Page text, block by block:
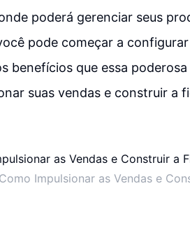
poderá gerenciar seus
pode começar a
benefícios que essa
suas vendas e construir a
Como Impulsionar as Vendas e